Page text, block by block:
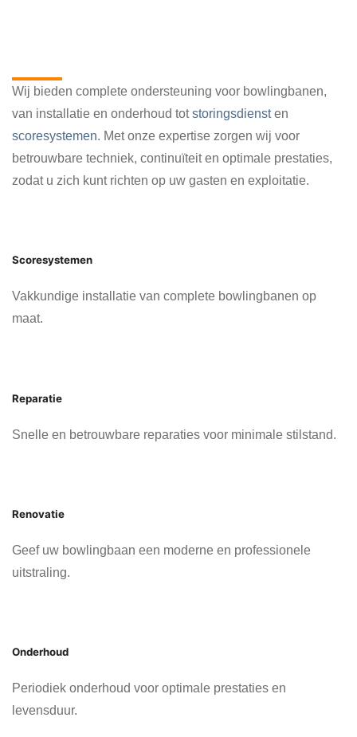
Wij bieden complete ondersteuning voor bowlingbanen,
van installatie en onderhoud totstoringsdiensten
scoresystemen. Met onze expertise zorgen wij voor
betrouwbare techniek, continuïteit en optimale prestaties,
zodat u zich kunt richten op uw gasten en exploitatie.
Scoresystemen
Vakkundige installatie van complete bowlingbanen op
maat.
Reparatie
Snelle en betrouwbare reparaties voor minimale stilstand.
Renovatie
Geef uw bowlingbaan een moderne en professionele
uitstraling.
Onderhoud
Periodiek onderhoud voor optimale prestaties en
levensduur.